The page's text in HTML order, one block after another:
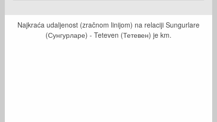
Najkraća udaljenost (zračnom linijom) na relaciji Sungurlare
(Сунгурларе) - Teteven (Тетевен) je km.